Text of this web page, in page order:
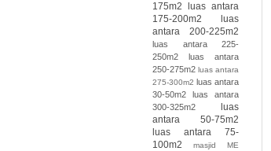
175m2
luas antara
175-200m2
luas
antara 200-225m2
luas antara 225-
250m2
luas antara
250-275m2 luas antara
275-300m2 luas antara
30-50m2
luas antara
300-325m2
luas
antara 50-75m2
luas antara 75-
100m2
masjid ME